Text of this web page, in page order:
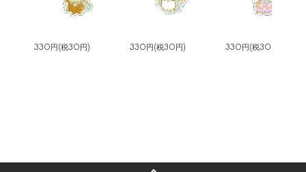
330円(税30円) 330円(税30円) 330円(税30円)